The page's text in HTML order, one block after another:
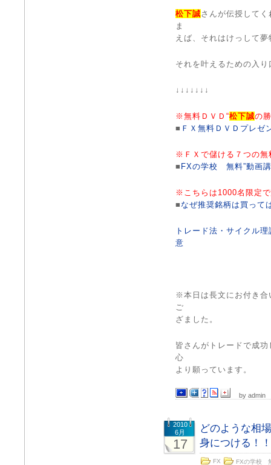
松下誠さんが伝授してく
ま
えば、それはけっして
それを叶えるための入
↓↓↓↓↓↓↓
※無料ＤＶＤ“松下誠の
■ ＦＸ無料ＤＶＤプレゼ
※ＦＸで儲ける７つの無
■ FXの学校 無料”動画講
※こちらは1000名限定
■なぜ推奨銘柄は買って
トレード法・サイクル
意
※本日は長文にお付き合
ご
ざました。
皆さんがトレードで成
心
より願っています。
by admin
2010
6月
17
どのような相
身につける！！
FX
FXの学校